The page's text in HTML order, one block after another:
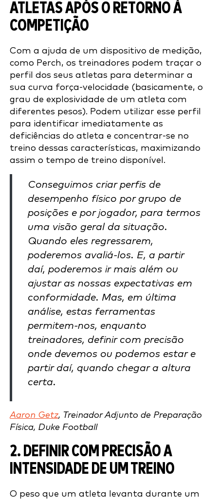
ATLETAS APÓS O RETORNO À
COMPETIÇÃO
Com a ajuda de um dispositivo de medição,
como Perch, os treinadores podem traçar o
perfil dos seus atletas para determinar a
sua curva força-velocidade (basicamente, o
grau de explosividade de um atleta com
diferentes pesos). Podem utilizar esse perfil
para identificar imediatamente as
deficiências do atleta e concentrar-se no
treino dessas características, maximizando
assim o tempo de treino disponível.
Conseguimos criar perfis de
desempenho físico por grupo de
posições e por jogador, para termos
uma visão geral da situação.
Quando eles regressarem,
poderemos avaliá-los. E, a partir
daí, poderemos ir mais além ou
ajustar as nossas expectativas em
conformidade. Mas, em última
análise, estas ferramentas
permitem-nos, enquanto
treinadores, definir com precisão
onde devemos ou podemos estar e
partir daí, quando chegar a altura
certa.
Aaron Getz, Treinador Adjunto de Preparação
Física, Duke Football
2. DEFINIR COM PRECISÃO A
INTENSIDADE DE UM TREINO
O peso que um atleta levanta durante um